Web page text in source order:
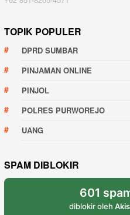
TOPIK POPULER
DPRD SUMBAR
PINJAMAN ONLINE
PINJOL
POLRES PURWOREJO
UANG
SPAM DIBLOKIR
601
diblokir oleh